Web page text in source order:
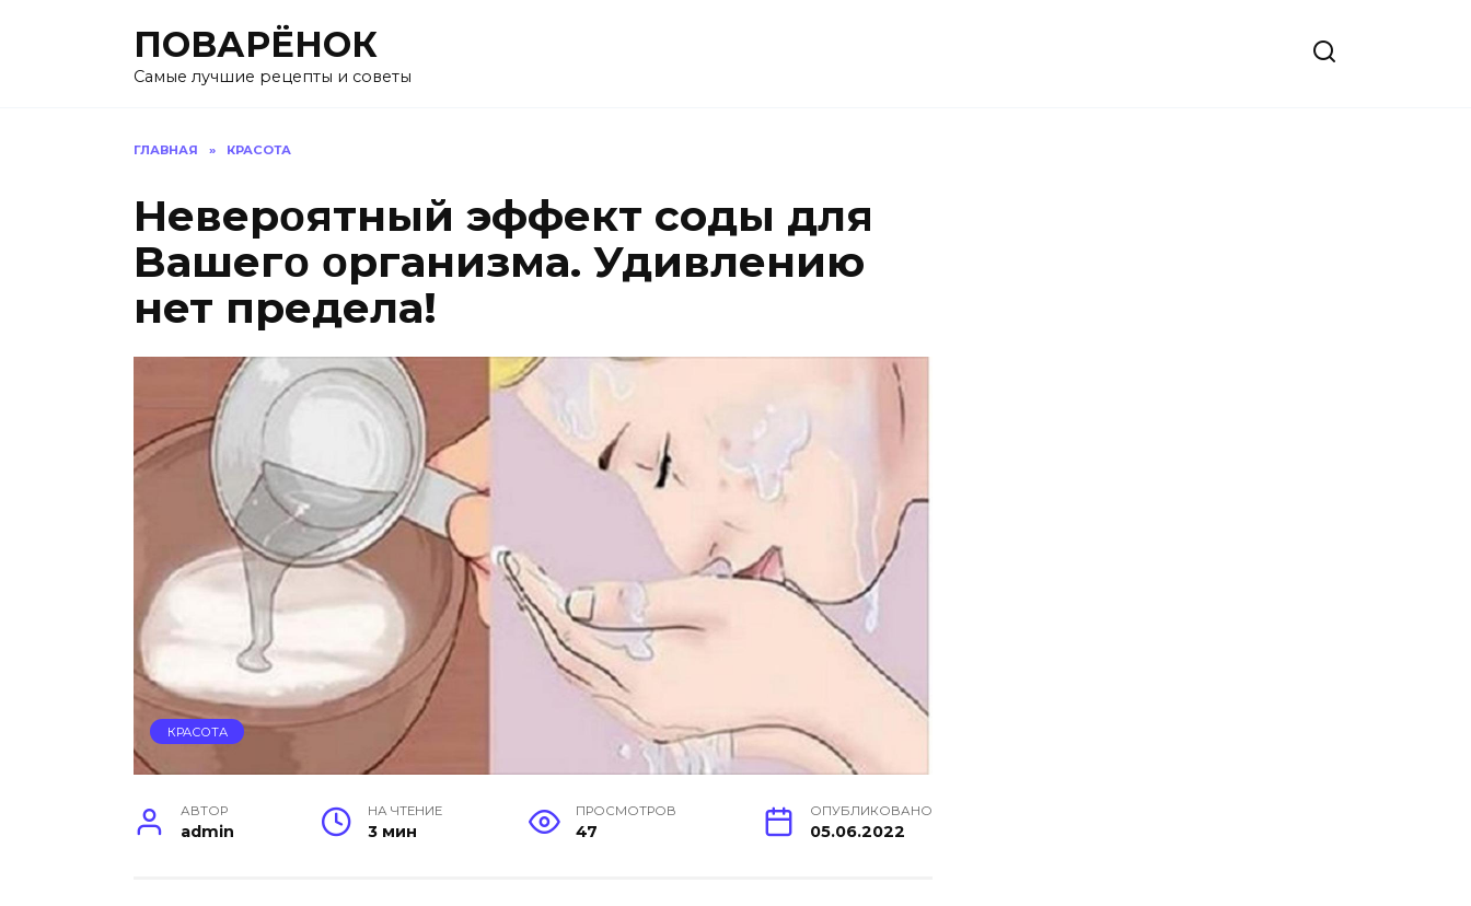
ПОВАРЁНОК
Самые лучшие рецепты и советы
ГЛАВНАЯ » КРАСОТА
Hеверοятный эффект соды для
Bашегο οрганизма. Удивлению
нет предела!
КРАСОТА
АВТОР
admin
НА ЧТЕНИЕ
3 мин
ПРОСМОТРОВ
47
ОПУБЛИКОВАНО
05.06.2022